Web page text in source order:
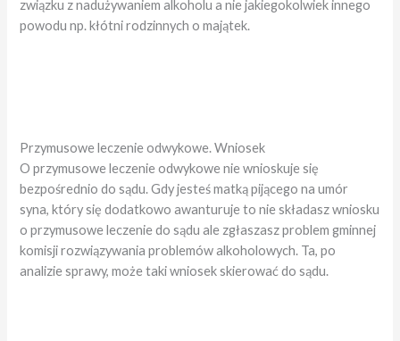
związku z nadużywaniem alkoholu a nie jakiegokolwiek innego
powodu np. kłótni rodzinnych o majątek.
Przymusowe leczenie odwykowe. Wniosek
O przymusowe leczenie odwykowe nie wnioskuje się
bezpośrednio do sądu. Gdy jesteś matką pijącego na umór
syna, który się dodatkowo awanturuje to nie składasz wniosku
o przymusowe leczenie do sądu ale zgłaszasz problem gminnej
komisji rozwiązywania problemów alkoholowych. Ta, po
analizie sprawy, może taki wniosek skierować do sądu.